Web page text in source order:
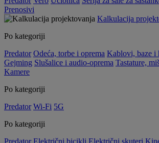
Prenosivi
Kalkulacija
Po kategoriji
Predator Odeća, torbe i oprema Kablovi, baze i
Gejming Slušalice i audio-oprema Tastature,
Kamere
Po kategoriji
Predator Wi-Fi 5G
Po kategoriji
Predator Električni bicikli Električni skuteri